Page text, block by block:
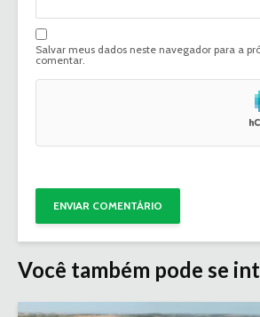
Salvar meus dados neste navegador para a
comentar.
Você também pode se